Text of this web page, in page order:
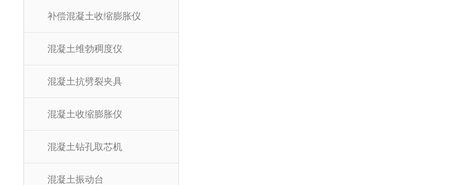
补偿混凝土收缩膨胀仪
混凝土维勃稠度仪
混凝土抗劈裂夹具
混凝土收缩膨胀仪
混凝土钻孔取芯机
混凝土振动台